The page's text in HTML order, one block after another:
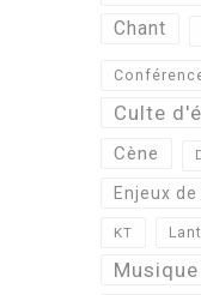
Chant
Culte
Cène
Enjeux
KT
Musique